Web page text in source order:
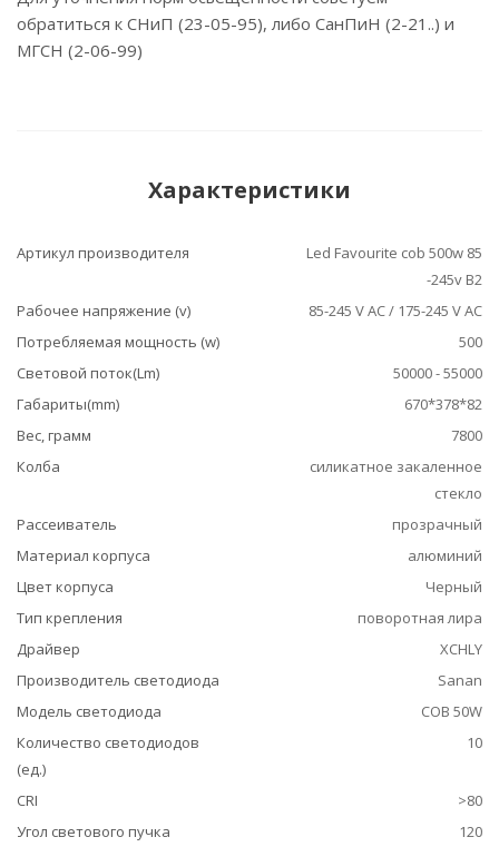
обратиться к СНиП (23-05-95), либо СанПиН (2-21..) и
МГСН (2-06-99)
Характеристики
Артикул производителя
Led Favourite cob 500w 85
-245v В2
Рабочее напряжение (v)
85-245 V AC / 175-245 V AC
Потребляемая мощность (w)
500
Световой поток(Lm)
50000 - 55000
Габариты(mm)
670*378*82
Вес, грамм
7800
Колба
силикатное закаленное
стекло
Рассеиватель
прозрачный
Материал корпуса
алюминий
Цвет корпуса
Черный
Тип крепления
поворотная лира
Драйвер
XCHLY
Производитель светодиода
Sanan
Модель светодиода
COB 50W
Количество светодиодов
(ед.)
10
CRI
>80
Угол светового пучка
120